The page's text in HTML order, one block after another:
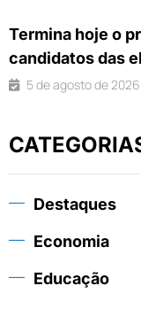
Termina hoje o
candidatos das
5 de agosto de 2026
Destaques
Economia
Educação